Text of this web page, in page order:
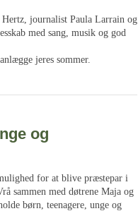
journalist Paula Larrain og
med sang, musik og god
jeres sommer.
og
for at blive præstepar i
sammen med døtrene Maja og
børn, teenagere, unge og